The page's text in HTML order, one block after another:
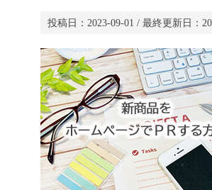
投稿日： 2023-09-01 / 最終更新日：